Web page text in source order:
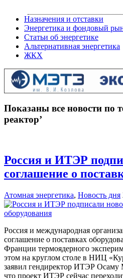
Назначения и отставки
Энергетика и фондовый
Статьи об энергетике
Альтернативная энергетика
ЖКХ
Показаны все новости по
реактор’
Россия и ИТЭР
соглашение о
Атомная энергетика, Новость дня
Россия и международная
соглашение о поставках
Франции термоядерного
этом на круглом столе в НИЦ
заявил гендиректор ИТЭР
что проект ИТЭР сейчас